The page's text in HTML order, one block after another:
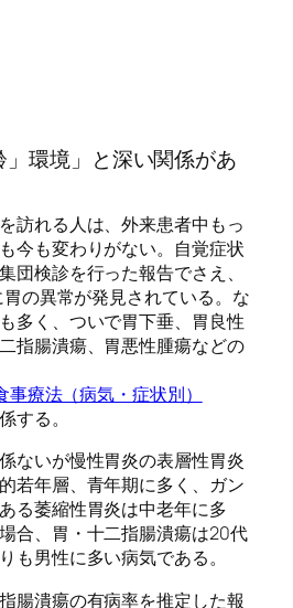
環境」と深い関係があ
訪れる人は、外来患者中もっ
今も変わりがない。自覚症状
団検診を行った報告でさえ、
の異常が発見されている。な
多く、ついで胃下垂、胃良性
指腸潰瘍、胃悪性腫瘍などの
療法（病気・症状別）
する。
ないが慢性胃炎の表層性胃炎
若年層、青年期に多く、ガン
る萎縮性胃炎は中老年に多
合、胃・十二指腸潰瘍は20代
も男性に多い病気である。
腸潰瘍の有病率を推定した報